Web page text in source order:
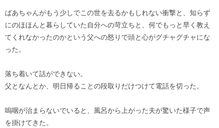
ばあちゃんがもう少しでこの世を去るかもしれない衝撃と、知らず
にのほほんと暮らしていた自分への苛立ちと、何でもっと早く教え
てくれなかったのかという父への怒りで頭と心がグチャグチャにな
った。
落ち着いて話ができない。
父となんとか、明日帰ることの段取りだけつけて電話を切った。
嗚咽が治まらないでいると、風呂から上がった夫が驚いた様子で声
を掛けてきた。